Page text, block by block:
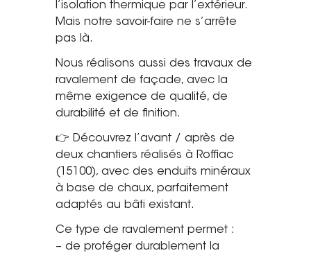
Saint-Étienne
La société
Nos réalisations
Pour les pros
Plâtrier / Peintre
Charpentier / Couvreur
Architecte
l’isolation thermique par l’extérieur.
Mais notre savoir-faire ne s’arrête
pas là.
Nous réalisons aussi des travaux de
ravalement de façade, avec la
même exigence de qualité, de
durabilité et de finition.
👉 Découvrez l’avant / après de
deux chantiers réalisés à Roffiac
(15100), avec des enduits minéraux
à base de chaux, parfaitement
adaptés au bâti existant.
Ce type de ravalement permet :
– de protéger durablement la